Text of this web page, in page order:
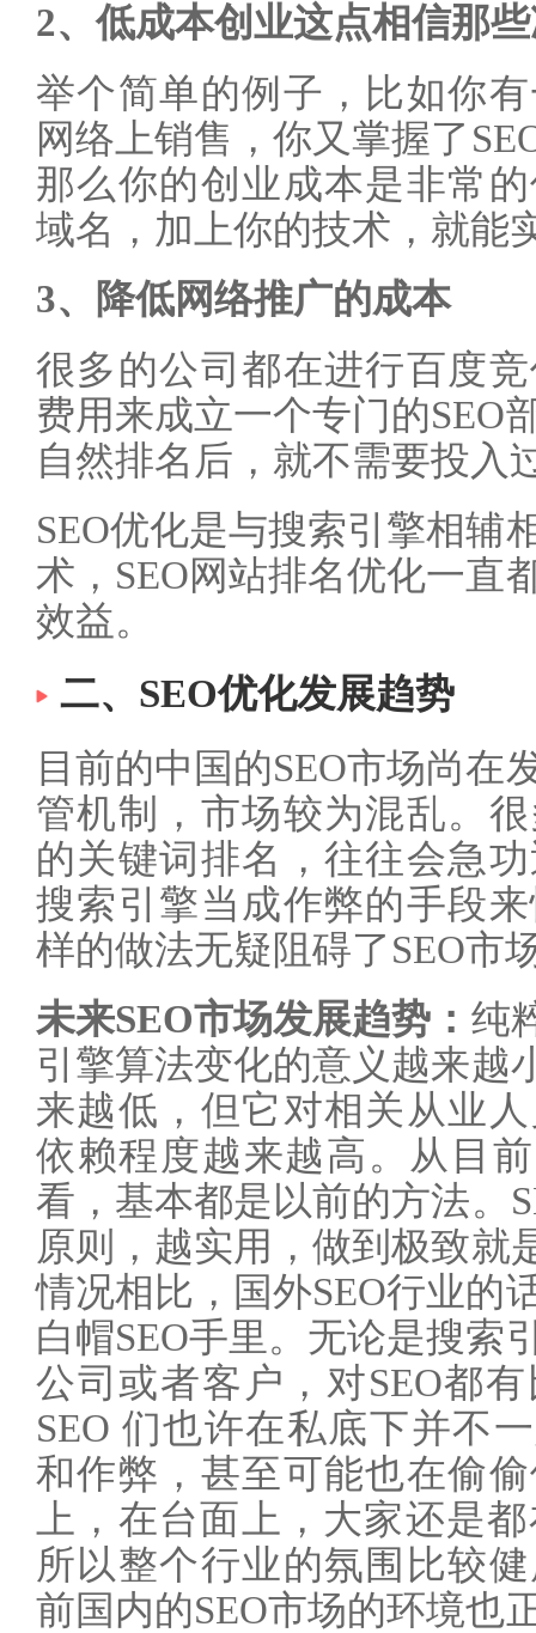
2、低成本创业这点相信那
举个简单的例子，比如你
网络上销售，你又掌握了
那么你的创业成本是非常
域名，加上你的技术，就能
3、降低网络推广的成本
很多的公司都在进行百度
费用来成立一个专门的SEO
自然排名后，就不需要投入
SEO优化是与搜索引擎相辅
术，SEO网站排名优化一直
效益。
二、SEO优化发展趋势
目前的中国的SEO市场尚在
管机制，市场较为混乱。
的关键词排名，往往会急
搜索引擎当成作弊的手段
样的做法无疑阻碍了SEO市
未来SEO市场发展趋势： 纯
引擎算法变化的意义越来越
来越低，但它对相关从业
依赖程度越来越高。从目
看，基本都是以前的方法。
原则，越实用，做到极致就
情况相比，国外SEO行业的
白帽SEO手里。无论是搜索
公司或者客户，对SEO都
SEO 们也许在私底下并不
和作弊，甚至可能也在偷
上，在台面上，大家还是
所以整个行业的氛围比较
前国内的SEO市场的环境也